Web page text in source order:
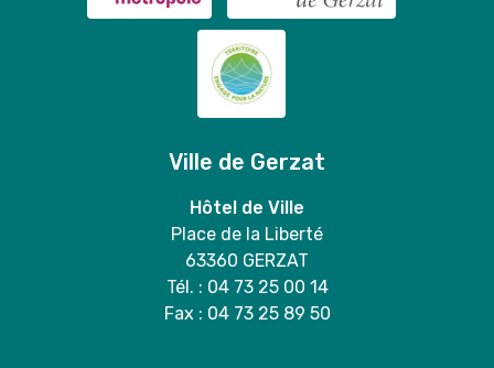
Ville de Gerzat
Hôtel de Ville
Place de la Liberté
63360 GERZAT
Tél. : 04 73 25 00 14
Fax : 04 73 25 89 50